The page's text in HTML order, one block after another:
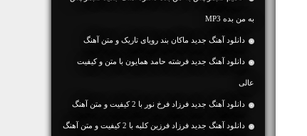
به من بده MP3
دانلود آهنگ جديد ماکان بند رویای تاریک و متن آهنگ
دانلود آهنگ جديد فرشته حامد همایون با متن و کیفیت
عالی
دانلود آهنگ جديد فرزاد فرخ نور با 2 کیفیت و متن آهنگ
دانلود آهنگ جديد فرزاد فرزین کلبه با 2 کیفیت و متن آهنگ